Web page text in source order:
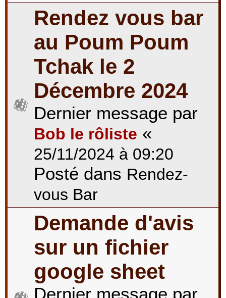
Rendez vous bar
au Poum Poum
Tchak le 2
Décembre 2024
Dernier message par
Bob le rôliste «
25/11/2024 à 09:20
Posté dans Rendez-
vous Bar
Demande d'avis
sur un fichier
google sheet
Dernier message par